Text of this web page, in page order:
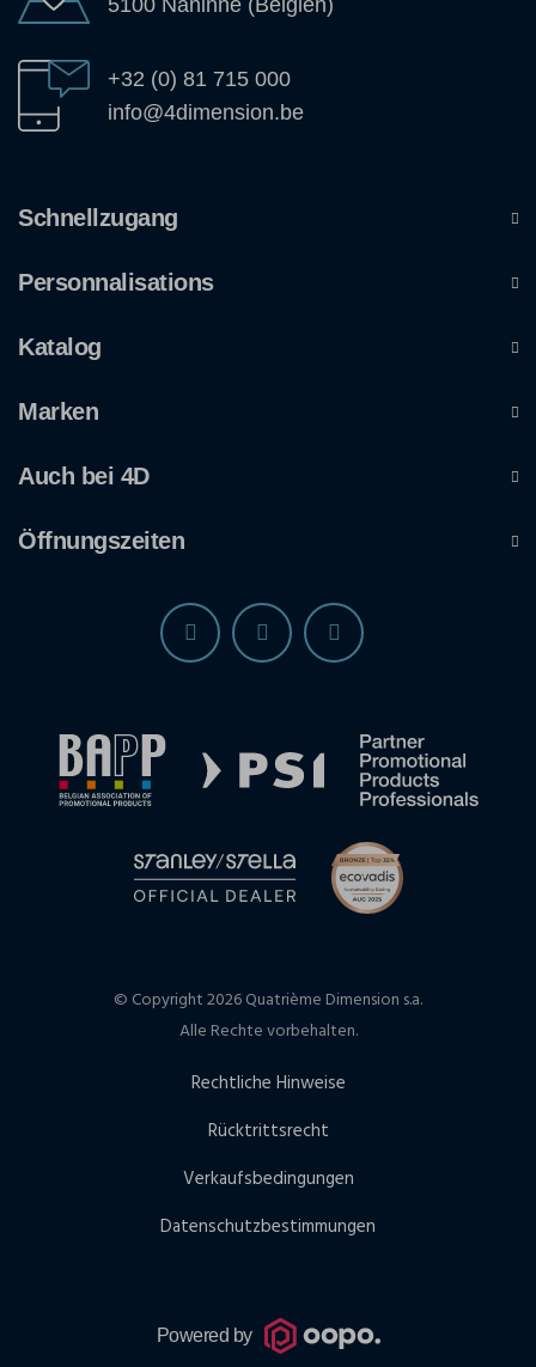
5100 Naninne (Belgien)
+32 (0) 81 715 000
info@4dimension.be
Schnellzugang
Personnalisations
Katalog
Marken
Auch bei 4D
Öffnungszeiten
© Copyright 2026 Quatrième Dimension s.a.
Alle Rechte vorbehalten.
Rechtliche Hinweise
Rücktrittsrecht
Verkaufsbedingungen
Datenschutzbestimmungen
Powered by